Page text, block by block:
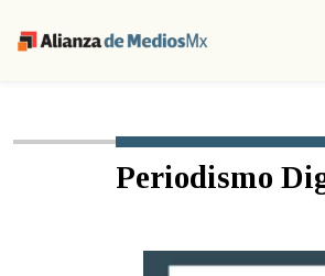
Periodismo